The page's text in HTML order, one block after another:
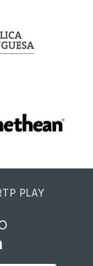
PLAY